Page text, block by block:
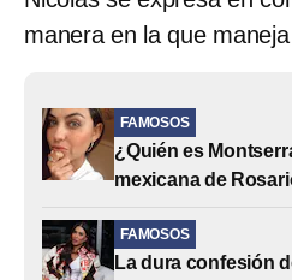
manera en la que
FAMOSOS
¿Quién es
mexicana de
FAMOSOS
La dura confesión